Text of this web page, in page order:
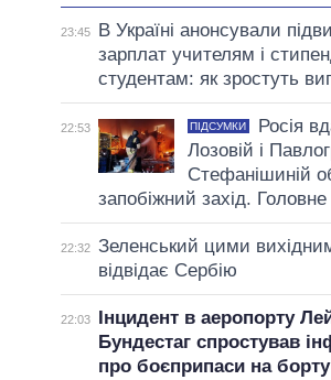
23:45
В Україні анонсували
зарплат учителям і
студентам: як зростуть
22:53 ПІДСУМКИ
Росія
Лозовій і
Стефанішиній
запобіжний захід.
22:32 Зеленський цими
відвідає Сербію
22:03
Інцидент в аеропорту
Бундестаг спростував
про боєприпаси на борту